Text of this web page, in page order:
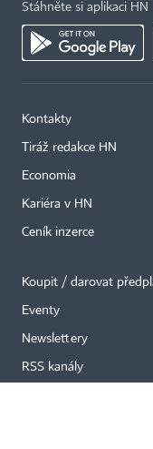
Stáhněte si aplikaci HN
Kontakty
Tiráž redakce HN
Economia
Kariéra v HN
Ceník inzerce
Koupit / darovat
Eventy
Newslettery
RSS kanály